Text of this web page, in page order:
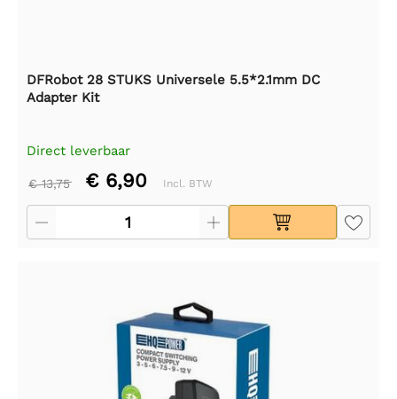
DFRobot 28 STUKS Universele 5.5*2.1mm DC
Adapter Kit
Direct leverbaar
€ 13,75 € 6,90 Incl. BTW